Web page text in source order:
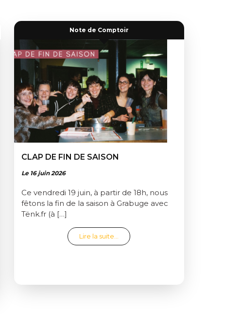
Note de Comptoir
CLAP DE FIN DE SAISON
Le 16 juin 2026
Ce vendredi 19 juin, à partir de 18h, nous
fêtons la fin de la saison à Grabuge avec
Tënk.fr (à […]
Lire la suite… from Clap de fin de saison